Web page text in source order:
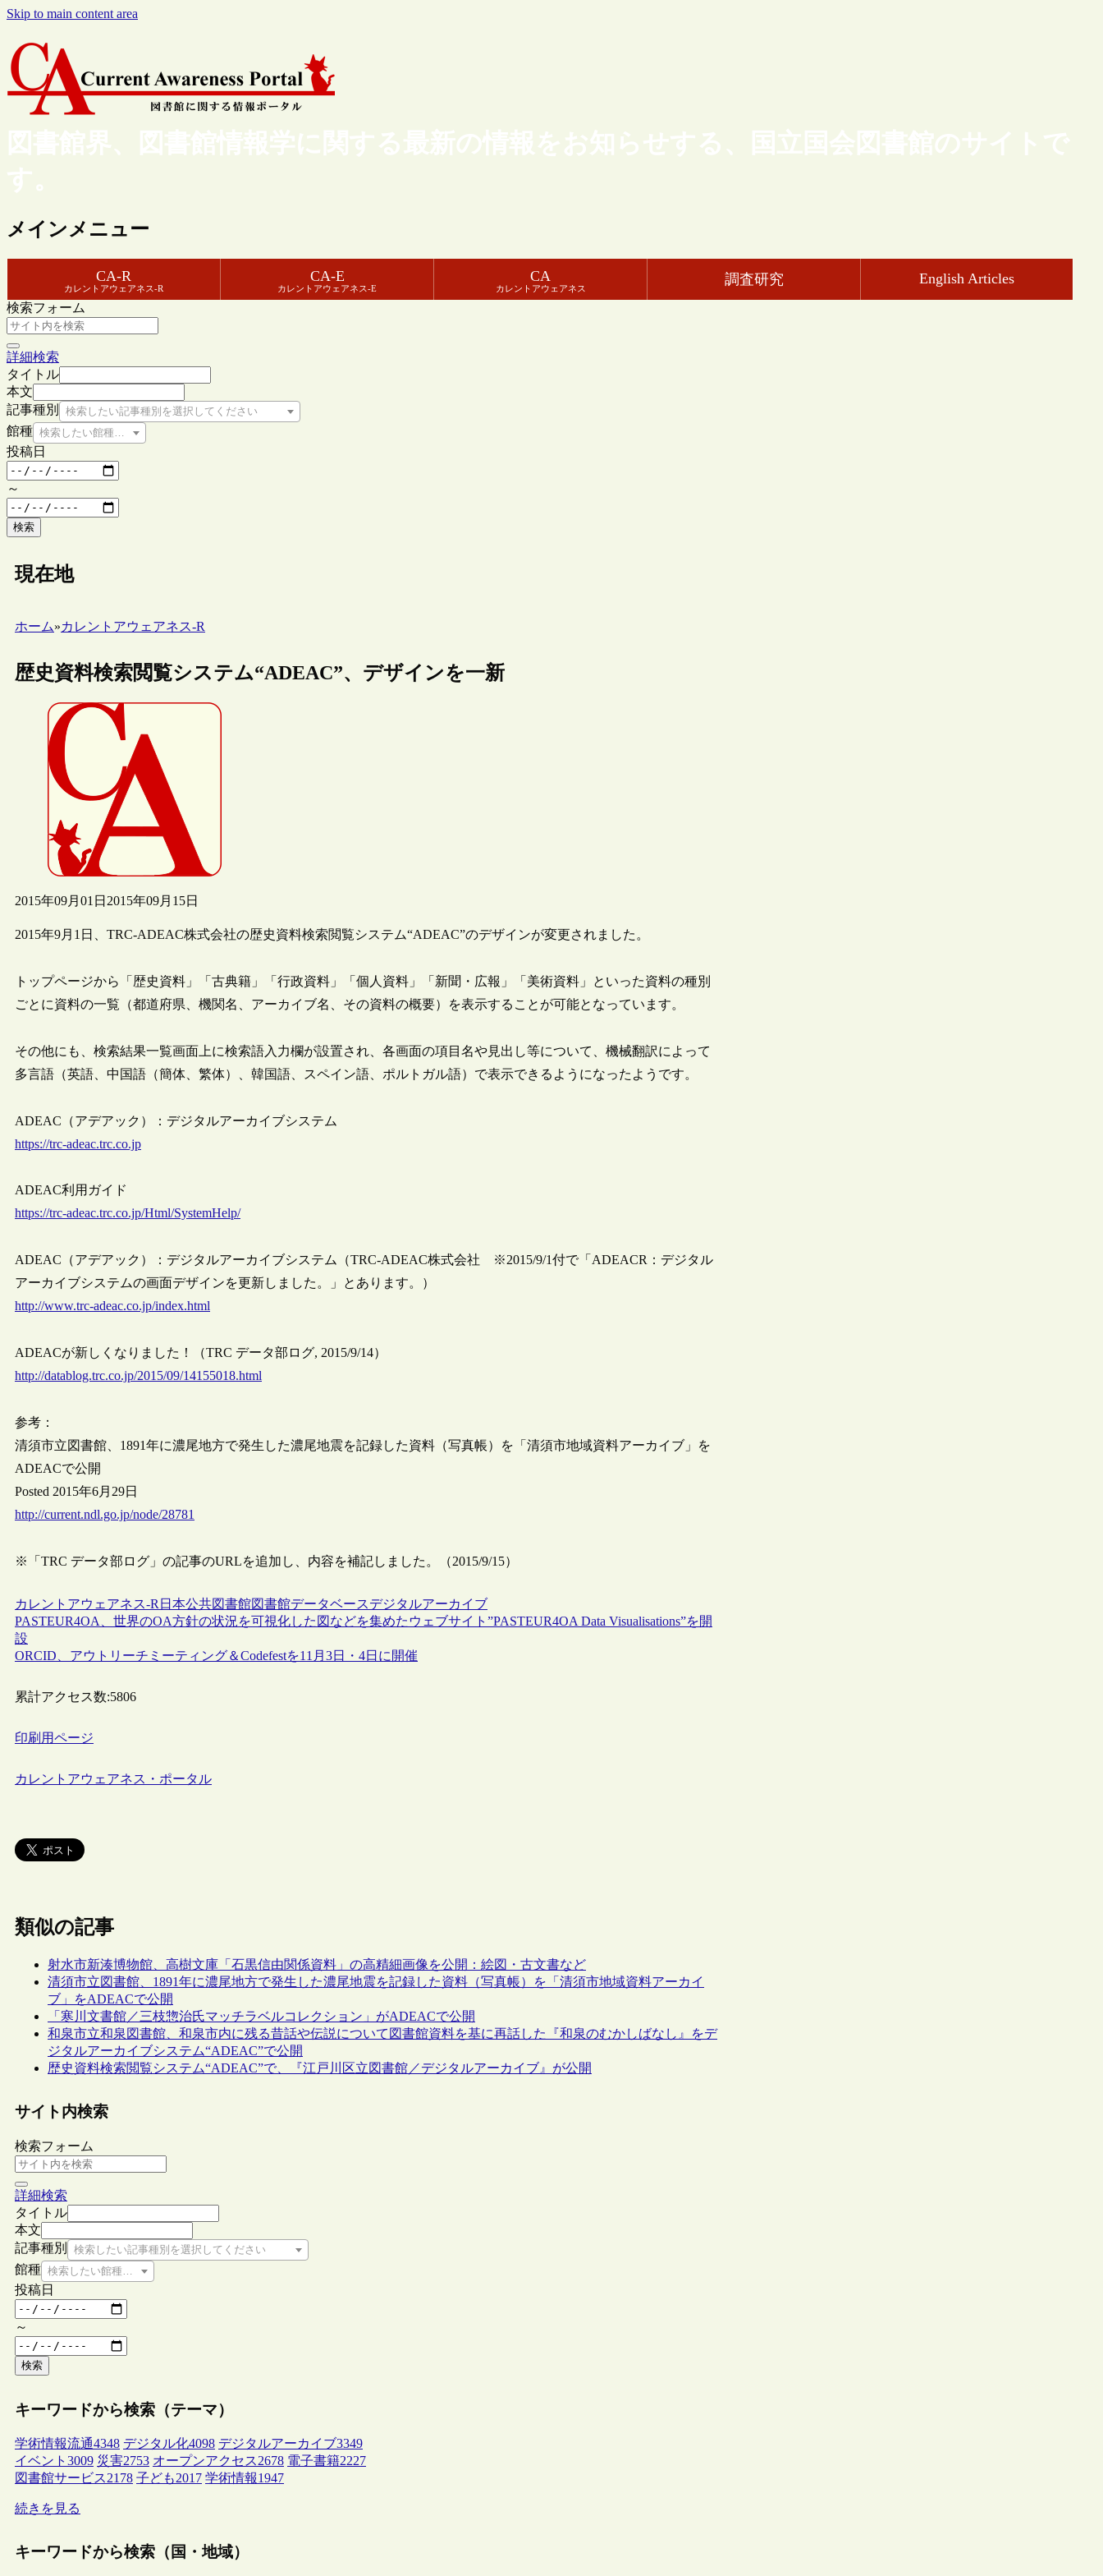
Skip to main content area
図書館界、図書館情報学に関する最新の情報をお知らせする、国立国会図書館のサイトで
す。
メインメニュー
CA-R
カレントアウェアネス-R
CA-E
カレントアウェアネス-E
CA
カレントアウェアネス
調査研究 English Articles
検索フォーム
詳細検索
タイトル
本文
記事種別
検索したい記事種別を選択してください
館種 検索したい館種を選択してください
投稿日
～
検索
現在地
ホーム»カレントアウェアネス-R
歴史資料検索閲覧システム“ADEAC”、デザインを一新
2015年09月01日 2015年09月15日
2015年9月1日、TRC-ADEAC株式会社の歴史資料検索閲覧システム“ADEAC”のデザインが変更されました。
トップページから「歴史資料」「古典籍」「行政資料」「個人資料」「新聞・広報」「美術資料」といった資料の種別
ごとに資料の一覧（都道府県、機関名、アーカイブ名、その資料の概要）を表示することが可能となっています。
その他にも、検索結果一覧画面上に検索語入力欄が設置され、各画面の項目名や見出し等について、機械翻訳によって
多言語（英語、中国語（簡体、繁体）、韓国語、スペイン語、ポルトガル語）で表示できるようになったようです。
ADEAC（アデアック）：デジタルアーカイブシステム
https://trc-adeac.trc.co.jp
ADEAC利用ガイド
https://trc-adeac.trc.co.jp/Html/SystemHelp/
ADEAC（アデアック）：デジタルアーカイブシステム（TRC-ADEAC株式会社 ※2015/9/1付で「ADEACR：デジタル
アーカイブシステムの画面デザインを更新しました。」とあります。）
http://www.trc-adeac.co.jp/index.html
ADEACが新しくなりました！（TRC データ部ログ, 2015/9/14）
http://datablog.trc.co.jp/2015/09/14155018.html
参考：
清須市立図書館、1891年に濃尾地方で発生した濃尾地震を記録した資料（写真帳）を「清須市地域資料アーカイブ」を
ADEACで公開
Posted 2015年6月29日
http://current.ndl.go.jp/node/28781
※「TRC データ部ログ」の記事のURLを追加し、内容を補記しました。（2015/9/15）
カレントアウェアネス-R 日本公共図書館図書館データベースデジタルアーカイブ
PASTEUR4OA、世界のOA方針の状況を可視化した図などを集めたウェブサイト”PASTEUR4OA Data Visualisations”を開
設
ORCID、アウトリーチミーティング＆Codefestを11月3日・4日に開催
累計アクセス数:5806
印刷用ページ
カレントアウェアネス・ポータル
類似の記事
射水市新湊博物館、高樹文庫「石黒信由関係資料」の高精細画像を公開：絵図・古文書など
清須市立図書館、1891年に濃尾地方で発生した濃尾地震を記録した資料（写真帳）を「清須市地域資料アーカイ
ブ」をADEACで公開
「寒川文書館／三枝惣治氏マッチラベルコレクション」がADEACで公開
和泉市立和泉図書館、和泉市内に残る昔話や伝説について図書館資料を基に再話した『和泉のむかしばなし』をデ
ジタルアーカイブシステム“ADEAC”で公開
歴史資料検索閲覧システム“ADEAC”で、『江戸川区立図書館／デジタルアーカイブ』が公開
サイト内検索
検索フォーム
詳細検索
タイトル
本文
記事種別
検索したい記事種別を選択してください
館種 検索したい館種を選択してください
投稿日
～
検索
キーワードから検索（テーマ）
学術情報流通4348 デジタル化4098 デジタルアーカイブ3349
イベント 3009 災害2753 オープンアクセス2678 電子書籍2227
図書館サービス2178 子ども2017 学術情報1947
続きを見る
キーワードから検索（国・地域）